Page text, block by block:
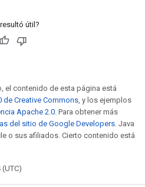
resultó útil?
el contenido de esta página está
de Creative Commons, y los ejemplos
Apache 2.0. Para obtener más
del sitio de Google Developers. Java
o sus afiliados. Cierto contenido está